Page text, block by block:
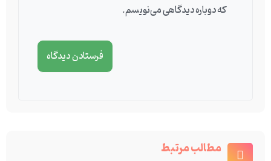
که دوباره دیدگاهی می‌نویسم.
مطالب مرتبط